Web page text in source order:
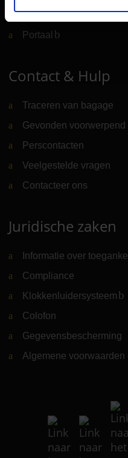
Cologne Bonn Cargo
Portaal
(Link naar
Contact & Hulp
Traceren van bagage
Gevonden voorwerpend
Perscontacten
Veelgestelde vragen
Contacteer ons
Juridische zaken
Informatie over
Compliance
Klokkenluidersysteem
Colofon
Gegevensbescherming
Algemene voorwaarden